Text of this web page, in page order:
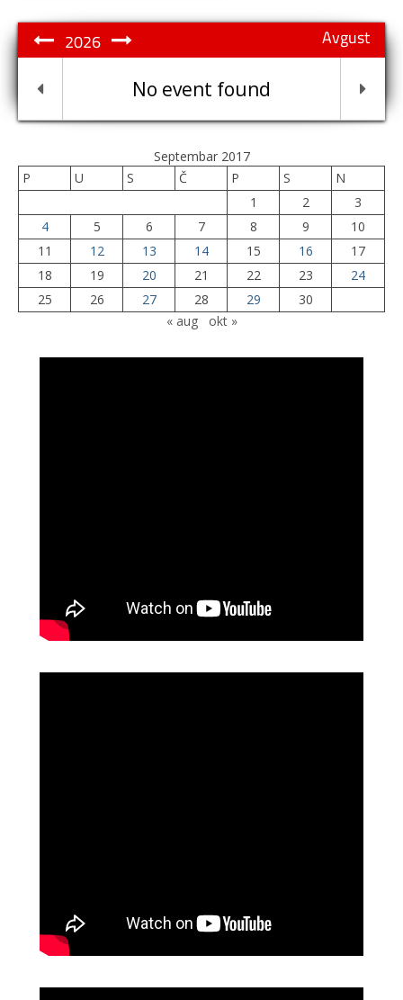
Avgust
2026
No event found
Septembar 2017
P
U S Č P S
N
1
2
3
4
5 6 7 8 9
10
11
12 13 14 15 16
17
18
19 20 21 22 23
24
25
26 27 28 29
30
« aug
okt »